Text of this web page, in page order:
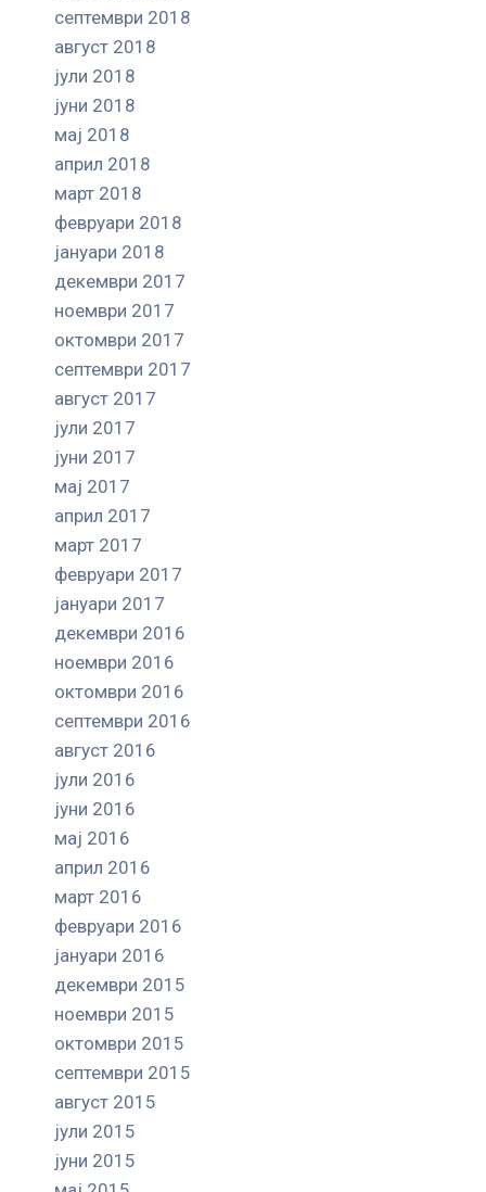
септември 2018
август 2018
јули 2018
јуни 2018
мај 2018
април 2018
март 2018
февруари 2018
јануари 2018
декември 2017
ноември 2017
октомври 2017
септември 2017
август 2017
јули 2017
јуни 2017
мај 2017
април 2017
март 2017
февруари 2017
јануари 2017
декември 2016
ноември 2016
октомври 2016
септември 2016
август 2016
јули 2016
јуни 2016
мај 2016
април 2016
март 2016
февруари 2016
јануари 2016
декември 2015
ноември 2015
октомври 2015
септември 2015
август 2015
јули 2015
јуни 2015